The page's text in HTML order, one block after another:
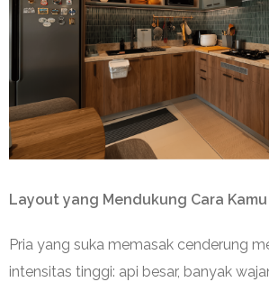
Layout yang Mendukung Cara
Pria yang suka memasak cenderung
intensitas tinggi: api besar, banyak